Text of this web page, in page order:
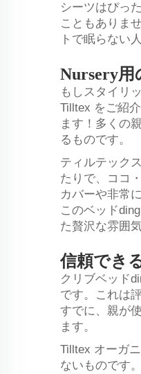
シーツはぴっ
こともありま
トで眠らない
Nursery用
もしスタイリ
Tilltex をご紹
ます！多くの
るものです。
ティルテック
たりで、ココ
カバーや非常
このベッド
た贅沢な雰囲
信頼でき
クリブベッド
です。これは
すでに、親が
ます。
Tilltex オーガ
ないものです